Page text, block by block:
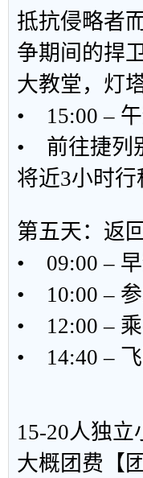
抵抗侵略者
争期间的捍
大教堂，灯
• 15:00 –
• 前往捷列
将近3小时行
第五天：返
• 09:00 –
• 10:00 – 参
• 12:00 –
• 14:40 –
15-20人独立
大概团费【